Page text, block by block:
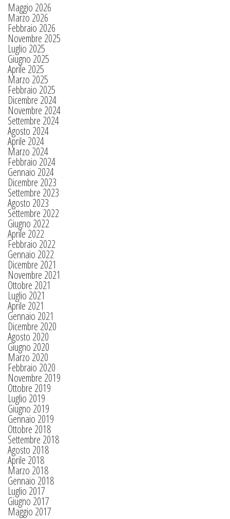
Maggio 2026
Marzo 2026
Febbraio 2026
Novembre 2025
Luglio 2025
Giugno 2025
Aprile 2025
Marzo 2025
Febbraio 2025
Dicembre 2024
Novembre 2024
Settembre 2024
Agosto 2024
Aprile 2024
Marzo 2024
Febbraio 2024
Gennaio 2024
Dicembre 2023
Settembre 2023
Agosto 2023
Settembre 2022
Giugno 2022
Aprile 2022
Febbraio 2022
Gennaio 2022
Dicembre 2021
Novembre 2021
Ottobre 2021
Luglio 2021
Aprile 2021
Gennaio 2021
Dicembre 2020
Agosto 2020
Giugno 2020
Marzo 2020
Febbraio 2020
Novembre 2019
Ottobre 2019
Luglio 2019
Giugno 2019
Gennaio 2019
Ottobre 2018
Settembre 2018
Agosto 2018
Aprile 2018
Marzo 2018
Gennaio 2018
Luglio 2017
Giugno 2017
Maggio 2017